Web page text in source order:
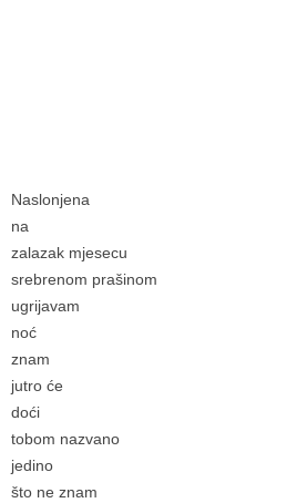
Naslonjena
na
zalazak mjesecu
srebrenom prašinom
ugrijavam
noć
znam
jutro će
doći
tobom nazvano
jedino
što ne znam